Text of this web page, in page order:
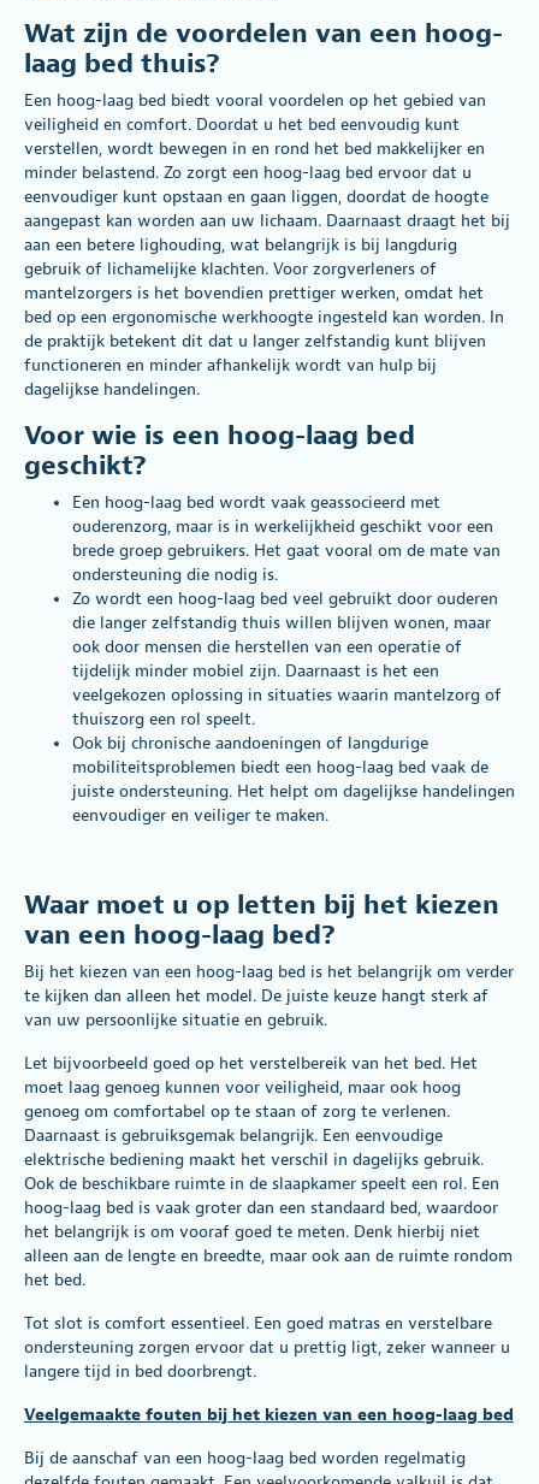
Wat zijn de voordelen van een hoog-
laag bed thuis?
Een hoog-laag bed biedt vooral voordelen op het gebied van
veiligheid en comfort. Doordat u het bed eenvoudig kunt
verstellen, wordt bewegen in en rond het bed makkelijker en
minder belastend. Zo zorgt een hoog-laag bed ervoor dat u
eenvoudiger kunt opstaan en gaan liggen, doordat de hoogte
aangepast kan worden aan uw lichaam. Daarnaast draagt het bij
aan een betere lighouding, wat belangrijk is bij langdurig
gebruik of lichamelijke klachten. Voor zorgverleners of
mantelzorgers is het bovendien prettiger werken, omdat het
bed op een ergonomische werkhoogte ingesteld kan worden. In
de praktijk betekent dit dat u langer zelfstandig kunt blijven
functioneren en minder afhankelijk wordt van hulp bij
dagelijkse handelingen.
Voor wie is een hoog-laag bed
geschikt?
Een hoog-laag bed wordt vaak geassocieerd met
ouderenzorg, maar is in werkelijkheid geschikt voor een
brede groep gebruikers. Het gaat vooral om de mate van
ondersteuning die nodig is.
Zo wordt een hoog-laag bed veel gebruikt door ouderen
die langer zelfstandig thuis willen blijven wonen, maar
ook door mensen die herstellen van een operatie of
tijdelijk minder mobiel zijn. Daarnaast is het een
veelgekozen oplossing in situaties waarin mantelzorg of
thuiszorg een rol speelt.
Ook bij chronische aandoeningen of langdurige
mobiliteitsproblemen biedt een hoog-laag bed vaak de
juiste ondersteuning. Het helpt om dagelijkse handelingen
eenvoudiger en veiliger te maken.
Waar moet u op letten bij het kiezen
van een hoog-laag bed?
Bij het kiezen van een hoog-laag bed is het belangrijk om verder
te kijken dan alleen het model. De juiste keuze hangt sterk af
van uw persoonlijke situatie en gebruik.
Let bijvoorbeeld goed op het verstelbereik van het bed. Het
moet laag genoeg kunnen voor veiligheid, maar ook hoog
genoeg om comfortabel op te staan of zorg te verlenen.
Daarnaast is gebruiksgemak belangrijk. Een eenvoudige
elektrische bediening maakt het verschil in dagelijks gebruik.
Ook de beschikbare ruimte in de slaapkamer speelt een rol. Een
hoog-laag bed is vaak groter dan een standaard bed, waardoor
het belangrijk is om vooraf goed te meten. Denk hierbij niet
alleen aan de lengte en breedte, maar ook aan de ruimte rondom
het bed.
Tot slot is comfort essentieel. Een goed matras en verstelbare
ondersteuning zorgen ervoor dat u prettig ligt, zeker wanneer u
langere tijd in bed doorbrengt.
Veelgemaakte fouten bij het kiezen van een hoog-laag bed
Bij de aanschaf van een hoog-laag bed worden regelmatig